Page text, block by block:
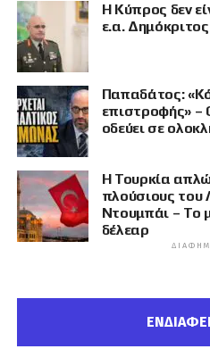
Η Κύπρος δεν
ε.α.
Παπαδάτος:
επιστροφής» –
οδεύει σε
Η Τουρκία
πλούσιους του
Ντουμπάι – Το
δέλεαρ